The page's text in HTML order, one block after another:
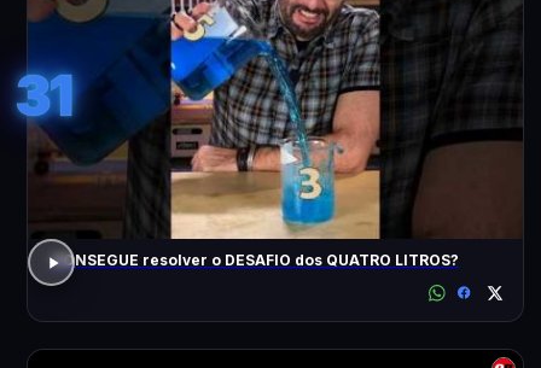
31
CONSEGUE resolver o DESAFIO dos QUATRO LITROS?